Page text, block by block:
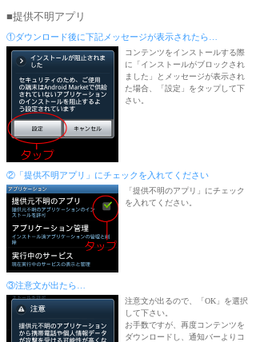
■提供不明アプリ
①ダウンロード後に下記メッセージが表示されたら…
コンテンツをインストールする際
に「インストールがブロックされ
ました」とメッセージが表示され
た場合、「設定」をタップして下
さい。
②「提供不明アプリ」にチェックを入れてください
「提供不明のアプリ」にチェック
を入れてください。
③注意文が出たら…
注意文が出るので、「OK」を選択
して下さい。
お手数ですが、再度コンテンツを
ダウンロードし、通知バーよりコ